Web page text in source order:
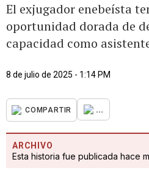
El exjugador enebeísta
oportunidad dorada de
capacidad como
8 de julio de 2025 - 1:14 PM
COMPARTIR ...
ARCHIVO
Esta historia fue publicada hace